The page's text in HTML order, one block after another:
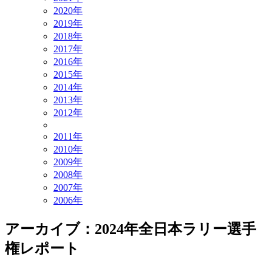
2020年
2019年
2018年
2017年
2016年
2015年
2014年
2013年
2012年
2011年
2010年
2009年
2008年
2007年
2006年
アーカイブ：2024年全日本ラリー選手
権レポート